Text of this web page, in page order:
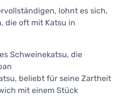
lohnt es sich,
die oft mit Katsu in
Schweinekatsu, die
beliebt für seine Zartheit
mit einem Stück